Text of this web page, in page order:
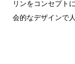
リンをコンセプト
会的なデザインで